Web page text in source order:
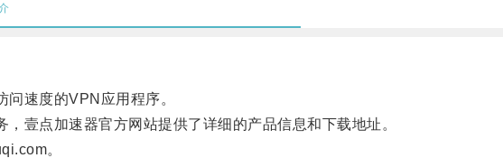
速度的VPN应用程序。
壹点加速器官方网站提供了详细的产品信息和下载地址。
。